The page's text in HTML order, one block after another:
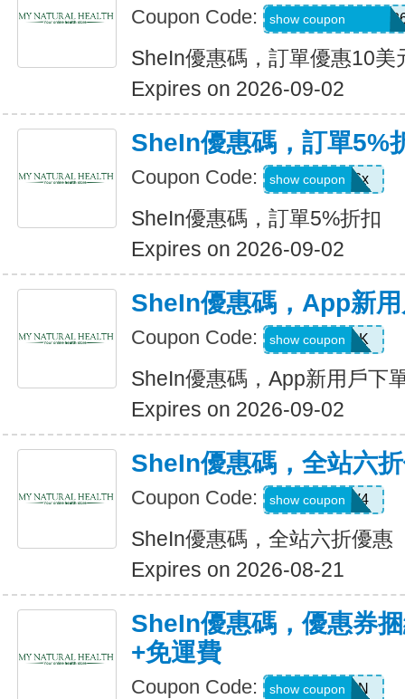
Coupon Code: show coupon
SheIn優惠碼，訂單優惠10美
Expires on 2026-09-02
SheIn優惠碼，訂單5%
Coupon Code: stb4t5u06x
show coupon
SheIn優惠碼，訂單5%折扣
Expires on 2026-09-02
SheIn優惠碼，App新
Coupon Code: 4WM786K
show coupon
SheIn優惠碼，App新用戶下
Expires on 2026-09-02
SheIn優惠碼，全站六
Coupon Code: LS8V4
show coupon
SheIn優惠碼，全站六折優惠
Expires on 2026-08-21
SheIn優惠碼，優惠券
+免運費
Coupon Code: Q82333N
show coupon